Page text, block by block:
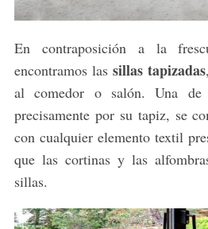
En contraposición a la
encontramos las sillas tapizadas
al comedor o salón. Una de
precisamente por su tapiz, se
con cualquier elemento textil
que las cortinas y las
sillas.